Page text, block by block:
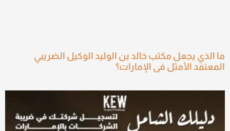
ما الذي يجعل مكتب خالد بن الوليد الوكيل الضريبي
المعتمد الأمثل في الإمارات؟